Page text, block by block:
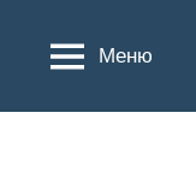
Меню